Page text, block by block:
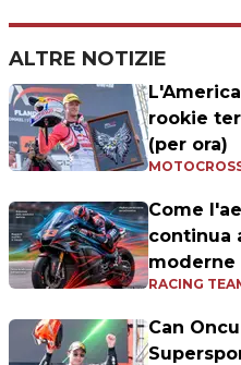
ALTRE NOTIZIE
rookie
(per ora)
Come
continua
moderne
RACING
Can